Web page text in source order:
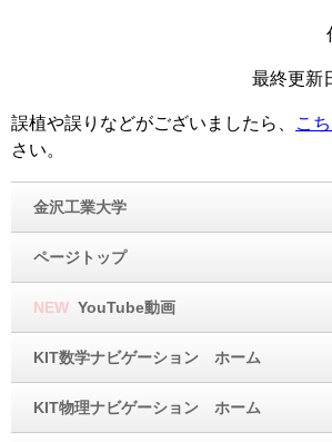
最終更新
誤植や誤りなどがございましたら、 こ
さい。
金沢工業大学
ページトップ
NEW YouTube動画
KIT数学ナビゲーション ホーム
KIT物理ナビゲーション ホーム